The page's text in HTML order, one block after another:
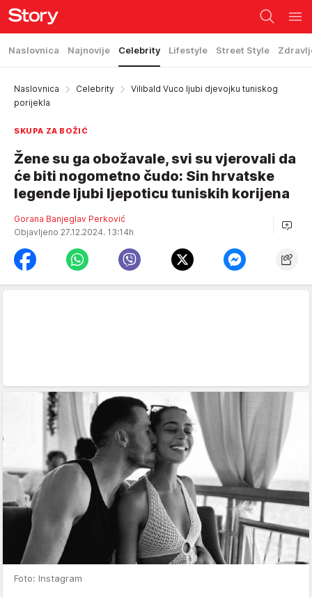
Naslovnica Najnovije Celebrity Lifestyle Street Style
Naslovnica Celebrity
Vilibald Vuco ljubi djevojku tuniskog
porijekla
SKUPA ZA BOŽIĆ
Žene su ga obožavale, svi su vjerovali da
će biti nogometno čudo: Sin hrvatske
legende ljubi ljepoticu tuniskih korijena
Gorana Banjeglav Perković
Objavljeno 27.12.2024. 13:14h
Foto: Instagram